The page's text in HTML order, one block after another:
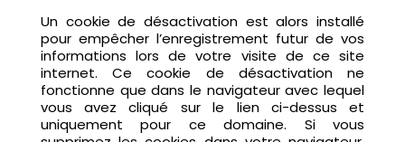
Un cookie de désactivation est alors installé
pour empêcher l’enregistrement futur de vos
informations lors de votre visite de ce site
internet. Ce cookie de désactivation ne
fonctionne que dans le navigateur avec lequel
vous avez cliqué sur le lien ci-dessus et
uniquement pour ce domaine. Si vous